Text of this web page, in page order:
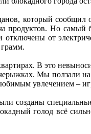
который сообщил
Но самый
от
В это
Мы ползали
увлечением –
созданы
голод всё